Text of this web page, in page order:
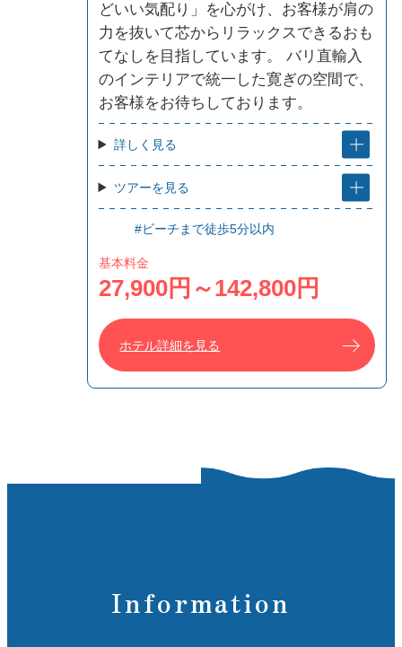
どいい気配り」を心がけ、お客様が肩の
力を抜いて芯からリラックスできるおも
てなしを目指しています。 バリ直輸入
のインテリアで統一した寛ぎの空間で、
お客様をお待ちしております。
詳しく見る
ツアーを見る
#ビーチまで徒歩5分以内
基本料金
27,900円～142,800円
ホテル詳細を見る
Information